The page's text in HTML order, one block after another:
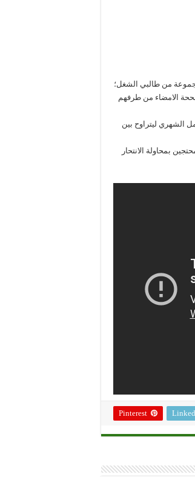
من طالبي الشغل؛
الامضاء من طرفهم
الشهري ليتراوح بين
بمحاولة الانتحار
Pinterest